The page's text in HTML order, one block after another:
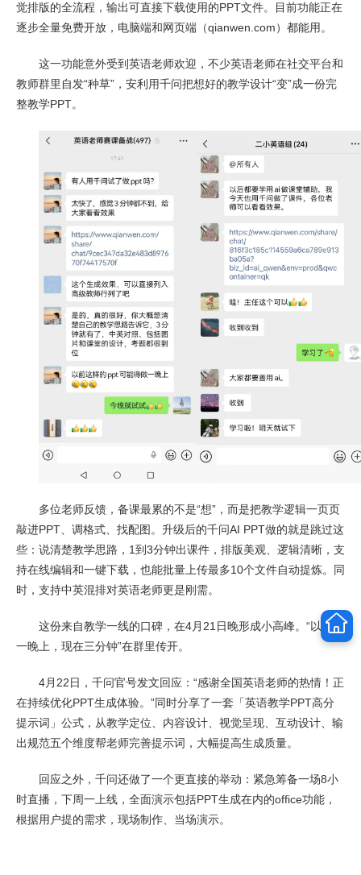
觉排版的全流程，输出可直接下载使用的PPT文件。目前功能正在
逐步全量免费开放，电脑端和网页端（qianwen.com）都能用。
这一功能意外受到英语老师欢迎，不少英语老师在社交平台和
教师群里自发“种草”，安利用千问把想好的教学设计“变”成一份完
整教学PPT。
多位老师反馈，备课最累的不是“想”，而是把教学逻辑一页页
敲进PPT、调格式、找配图。升级后的千问AI PPT做的就是跳过这
些：说清楚教学思路，1到3分钟出课件，排版美观、逻辑清晰，支
持在线编辑和一键下载，也能批量上传最多10个文件自动提炼。同
时，支持中英混排对英语老师更是刚需。
这份来自教学一线的口碑，在4月21日晚形成小高峰。“以前做
一晚上，现在三分钟”在群里传开。
4月22日，千问官号发文回应：“感谢全国英语老师的热情！正
在持续优化PPT生成体验。”同时分享了一套「英语教学PPT高分
提示词」公式，从教学定位、内容设计、视觉呈现、互动设计、输
出规范五个维度帮老师完善提示词，大幅提高生成质量。
回应之外，千问还做了一个更直接的举动：紧急筹备一场8小
时直播，下周一上线，全面演示包括PPT生成在内的office功能，
根据用户提的需求，现场制作、当场演示。